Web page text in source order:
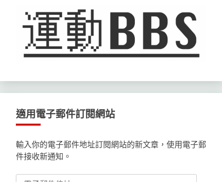
適用電子郵件訂閱網站
輸入你的電子郵件地址訂閱網站的新文章，使用電子郵
件接收新通知。